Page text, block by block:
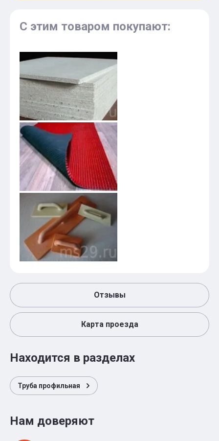
С этим товаром покупают:
Отзывы
Карта проезда
Находится в разделах
Труба профильная
Нам доверяют